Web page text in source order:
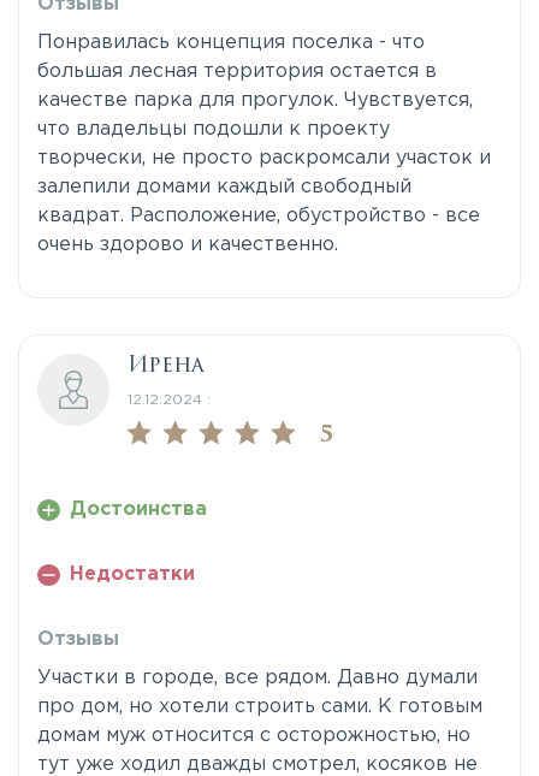
Отзывы
Понравилась концепция поселка - что
большая лесная территория остается в
качестве парка для прогулок. Чувствуется,
что владельцы подошли к проекту
творчески, не просто раскромсали участок и
залепили домами каждый свободный
квадрат. Расположение, обустройство - все
очень здорово и качественно.
Ирена
12.12.2024 :
5
Достоинства
Недостатки
Отзывы
Участки в городе, все рядом. Давно думали
про дом, но хотели строить сами. К готовым
домам муж относится с осторожностью, но
тут уже ходил дважды смотрел, косяков не